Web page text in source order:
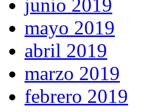
junio 2019
mayo 2019
abril 2019
marzo 2019
febrero 2019